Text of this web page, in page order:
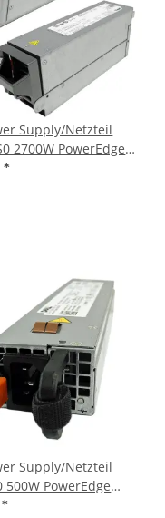
Supply/Netzteil
2700W PowerEdge
N 0W31V2
*
Supply/Netzteil
500W PowerEdge
500RB A DP/N 0H318J
*